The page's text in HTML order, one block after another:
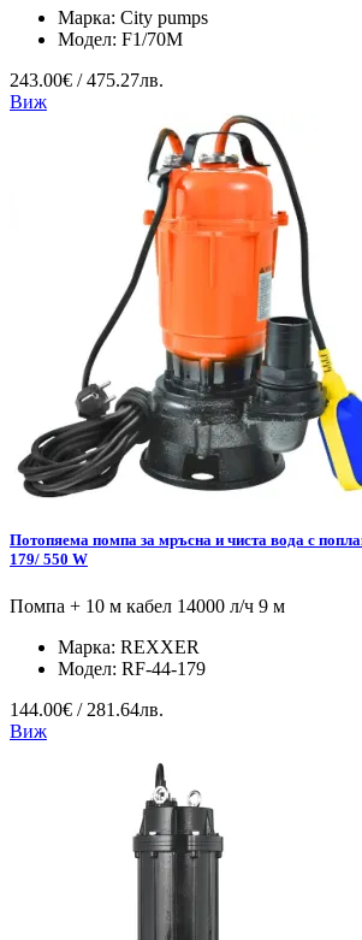
Марка: City pumps
Модел: F1/70M
243.00€ / 475.27лв.
Виж
Потопяема помпа за мръсна и чиста вода с
179/ 550 W
Помпа + 10 м кабел 14000 л/ч 9 м
Марка: REXXER
Модел: RF-44-179
144.00€ / 281.64лв.
Виж